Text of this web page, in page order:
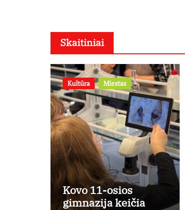
Skaitiniai
Kultūra Miestas
Kovo 11-osios
gimnazija keičia